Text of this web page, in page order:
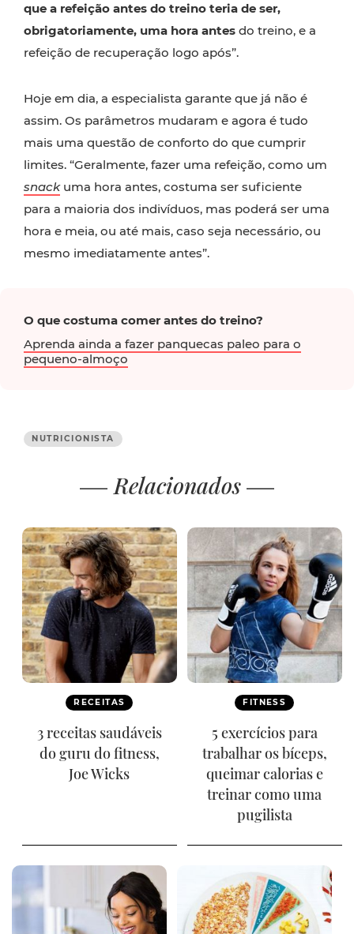
que a refeição antes do treino teria de ser,
obrigatoriamente, uma hora antes do treino, e a
refeição de recuperação logo após”.
Hoje em dia, a especialista garante que já não é
assim. Os parâmetros mudaram e agora é tudo
mais uma questão de conforto do que cumprir
limites. “Geralmente, fazer uma refeição, como um
snackuma hora antes, costuma ser suficiente
para a maioria dos indivíduos, mas poderá ser uma
hora e meia, ou até mais, caso seja necessário, ou
mesmo imediatamente antes”.
O que costuma comer antes do treino?
Aprenda ainda a fazer panquecas paleo para o
pequeno-almoço
NUTRICIONISTA
Relacionados
RECEITAS
3 receitas saudáveis
do guru do fitness,
Joe Wicks
FITNESS
5 exercícios para
trabalhar os bíceps,
queimar calorias e
treinar como uma
pugilista